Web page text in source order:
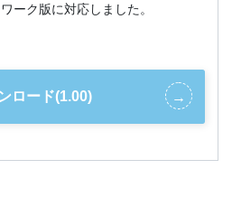
ーク版に対応しました。
ロード(1.00)